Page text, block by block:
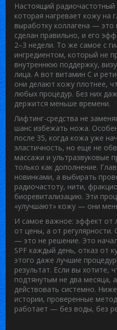
Настоящий
которая нагревает кожу на
выработку коллагена — это
сделан правильно, и его
2–3 недели. То же самое с
ингредиентом, который не
внутреннюю поддержку,
лица. А вот витамин С и
они делают кожу плотнее,
любых процедур. Без них
держится меньше времени.
Лифтинг-средства не
шанс избежать ножа.
после 35, когда кожа уже
эластичность, но еще не
массажи и ультразвуковые
только как дополнение.
новинками, а выбирать
радиочастоту, нити,
биоревитализацию. Эти
«улучшают» кожу — они
И самое важное: эффект от
от цены, а от
— это не решение. Это
SPF каждый день, отказ от
этого даже лучшие
результат. Если вы хотите,
подтянутым не два месяца,
действовать системно.
истории, проверенные
работает — без воды, без